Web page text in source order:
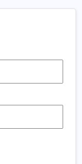
wiedzieć?
trasę dzień po
Polski